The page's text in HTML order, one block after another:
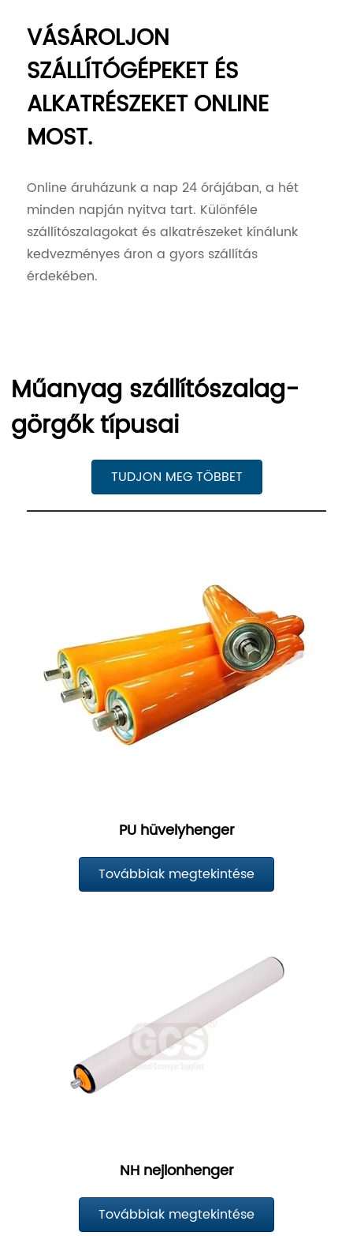
VÁSÁROLJON
SZÁLLÍTÓGÉPEKET ÉS
ALKATRÉSZEKET ONLINE
MOST.
Online áruházunk a nap 24 órájában, a hét
minden napján nyitva tart. Különféle
szállítószalagokat és alkatrészeket kínálunk
kedvezményes áron a gyors szállítás
érdekében.
Műanyag szállítószalag-
görgők típusai
TUDJON MEG TÖBBET
PU hüvelyhenger
Továbbiak megtekintése
NH nejlonhenger
Továbbiak megtekintése